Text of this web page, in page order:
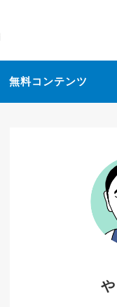
無料コンテンツ
や